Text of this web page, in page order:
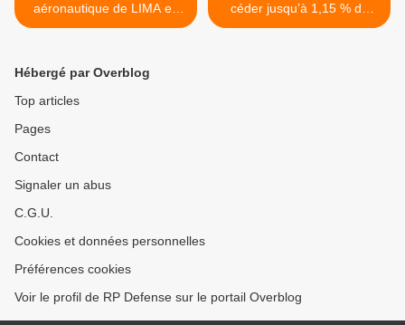
aéronautique de LIMA en
Malaisie
céder jusqu’à 1,15 % de
ses parts >
Hébergé par Overblog
Top articles
Pages
Contact
Signaler un abus
C.G.U.
Cookies et données personnelles
Préférences cookies
Voir le profil de RP Defense sur le portail Overblog